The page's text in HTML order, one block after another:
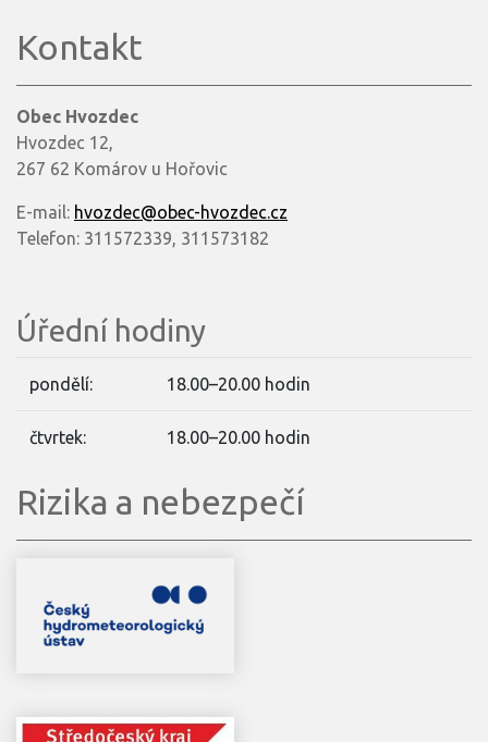
Kontakt
Obec Hvozdec
Hvozdec 12,
267 62 Komárov u Hořovic
E-mail: hvozdec@obec-hvozdec.cz
Telefon: 311572339, 311573182
Úřední hodiny
pondělí: 18.00–20.00 hodin
čtvrtek: 18.00–20.00 hodin
Rizika a nebezpečí